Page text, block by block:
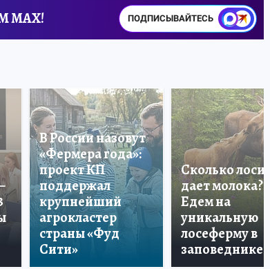
MAX! ПОДПИСЫВАЙТЕСЬ
В России назовут
«Фермера года»:
проект КП
поддержал
крупнейший
агрокластер
страны «Фуд
Сити»
Сколько лосиха
дает молока?
Едем на
уникальную
лосеферму в
заповеднике!